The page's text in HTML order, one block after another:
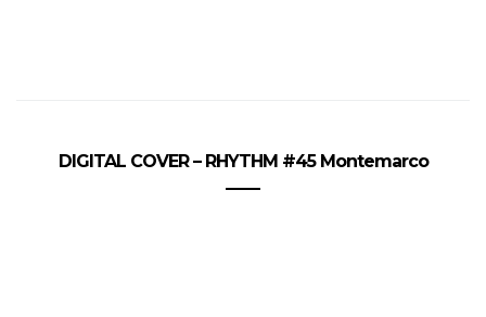
DIGITAL COVER – RHYTHM #45 Montemarco